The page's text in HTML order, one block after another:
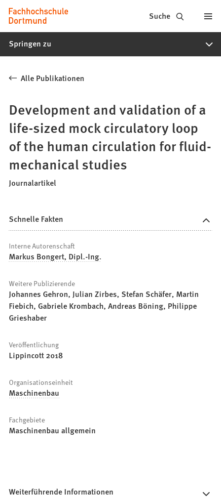
Inhalt anspringen
Fachhochschule
Dortmund
-
Studiengänge,
Bewerbung
Suche
Springen zu
Alle Publikationen
Development and validation of a
life-sized mock circulatory loop
of the human circulation for fluid-
mechanical studies
Journalartikel
Schnelle Fakten
Interne Autorenschaft
Markus Bongert, Dipl.-Ing.
Weitere Publizierende
Johannes Gehron, Julian Zirbes, Stefan Schäfer, Martin
Fiebich, Gabriele Krombach, Andreas Böning, Philippe
Grieshaber
Veröffentlichung
Lippincott 2018
Organisationseinheit
Maschinenbau
Fachgebiete
Maschinenbau allgemein
Weiterführende Informationen